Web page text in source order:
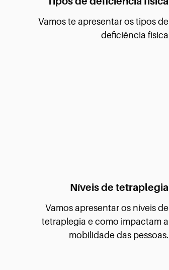
Vamos te apresentar os tipos de
deficiência física
Níveis de tetraplegia
Vamos apresentar os níveis de
tetraplegia e como impactam a
mobilidade das pessoas.